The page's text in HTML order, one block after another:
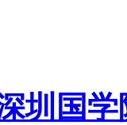
圳国